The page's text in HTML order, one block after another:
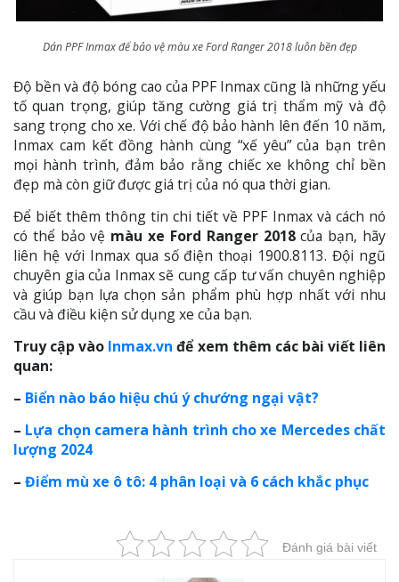
Dán PPF Inmax để bảo vệ màu xe Ford Ranger 2018 luôn bền đẹp
Độ bền và độ bóng cao của PPF Inmax cũng là những yếu
tố quan trọng, giúp tăng cường giá trị thẩm mỹ và độ
sang trọng cho xe. Với chế độ bảo hành lên đến 10 năm,
Inmax cam kết đồng hành cùng “xế yêu” của bạn trên
mọi hành trình, đảm bảo rằng chiếc xe không chỉ bền
đẹp mà còn giữ được giá trị của nó qua thời gian.
Để biết thêm thông tin chi tiết về PPF Inmax và cách nó
có thể bảo vệ màu xe Ford Ranger 2018của bạn, hãy
liên hệ với Inmax qua số điện thoại 1900.8113. Đội ngũ
chuyên gia của Inmax sẽ cung cấp tư vấn chuyên nghiệp
và giúp bạn lựa chọn sản phẩm phù hợp nhất với nhu
cầu và điều kiện sử dụng xe của bạn.
Truy cập vào Inmax.vn để xem thêm các bài viết liên
quan:
– Biển nào báo hiệu chú ý chướng ngại vật?
– Lựa chọn camera hành trình cho xe Mercedes chất
lượng 2024
– Điểm mù xe ô tô: 4 phân loại và 6 cách khắc phục
Đánh giá bài viết